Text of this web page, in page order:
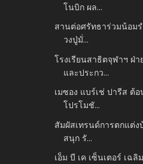
โนบิก ผล...
สานต่อศรัทธาร่วมน้อม
วงปู่มั่...
โรงเรียนสาธิตจุฬาฯ ฝ่
และประกว...
เมซอง แบร์เช่ ปารีส ต้
โปรโมชั...
สัมผัสเทรนด์การตกแต่
สนุก รั...
เอ็ม บี เค เซ็นเตอร์ เฉ